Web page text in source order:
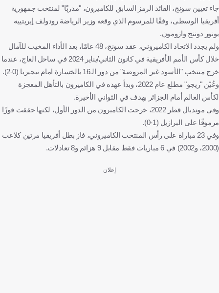
جاء تعيين سونج، القائد الرمز السابق للكاميرون، "مدربًا" لمنتخب جمهورية
أفريقيا الوسطى، وفقًا للمرسوم الذي وقعه وزير الرياضة رودولف إيريتييه
بونور دوننج وازومون.
ولم يجدد الاتحاد الكاميروني، عقد سونج، 48 عامًا، بعد الأداء المخيب للآمال
خلال كأس الأمم الأفريقية في كانون الثاني/يناير 2024 في ساحل العاج، عندما
خرج منتخب "الأسود غير المروضة" من دور الـ16 بالخسارة امام نيجيريا (0-2).
وعُيّن "ريجو" مطلع عام 2022، وبدأ عهده في الكاميرون بالتأهل المعجزة
لكأس العالم أمام الجزائر بهدف في الثواني الأخيرة.
وفي مونديال قطر 2022، خرجت الكاميرون من الدور الأول، لكنها حققت فوزًا
مرموقًا على البرازيل (1-0).
وفي 23 مباراة على رأس المنتخب الكاميروني، فاز بطل أفريقيا مرتين كلاعب
(2000، و2002) في 6 مباريات فقط مقابل 9 هزائم و8 تعادلات.
إعلان